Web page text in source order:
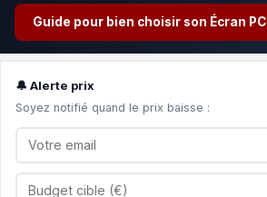
Guide pour bien choisir son Écran PC
🔔 Alerte prix
Soyez notifié quand le prix baisse :